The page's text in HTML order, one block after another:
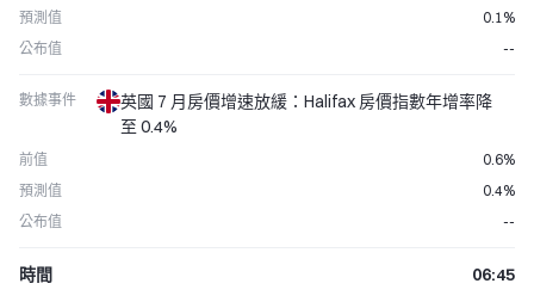
預測值
0.1%
公布值
--
數據事件
英國 7 月房價增速放緩：Halifax 房價指數年增率降
至 0.4%
前值
0.6%
預測值
0.4%
公布值
--
時間 06:45